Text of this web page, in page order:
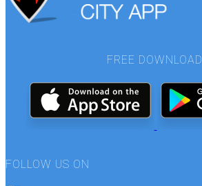
FREE DOWNLOAD
FOLLOW US ON